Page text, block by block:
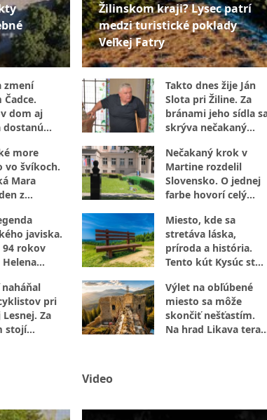
zmení
dom aj
dostanú
more
vo švíkoch.
Mara
z
javiska.
94 rokov
pri
Lesnej. Za
stojí
Žilinskom kraji? Lysec patrí
medzi turistické poklady
Veľkej Fatry
Takto dnes žije Ján
Slota pri Žiline. Za
bránami jeho sídla
skrýva nečakaný
Nečakaný krok v
Martine rozdelil
Slovensko. O jednej
farbe hovorí celý
Miesto, kde sa
stretáva láska,
príroda a história.
Tento kút Kysúc stojí
Výlet na obľúbené
miesto sa môže
skončiť nešťastím.
Na hrad Likava teraz
Video